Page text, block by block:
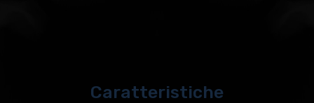
Caratteristiche